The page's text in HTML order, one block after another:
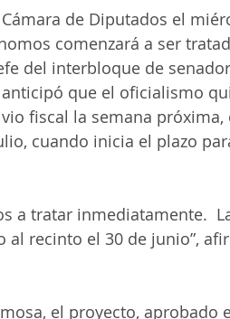
arba iva
de Diputados el
comenzará a ser
del interbloque de
anticipó que el oficialismo
fiscal la semana próxima,
cuando inicia el plazo
a tratar inmediatamente.
recinto el 30 de junio”,
el proyecto, aprobado